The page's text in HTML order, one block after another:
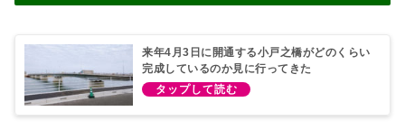
来年4月3日に開通する小戸之橋がどのくらい
完成しているのか見に行ってきた